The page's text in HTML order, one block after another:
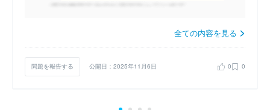
全ての内容を見る
問題を報告する 公開日：2025年11月6日 0 0